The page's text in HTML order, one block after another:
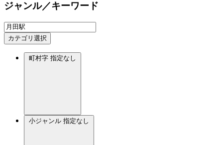
ジャンル／キーワード
カテゴリ選択
町村字 指定なし
小ジャンル 指定なし